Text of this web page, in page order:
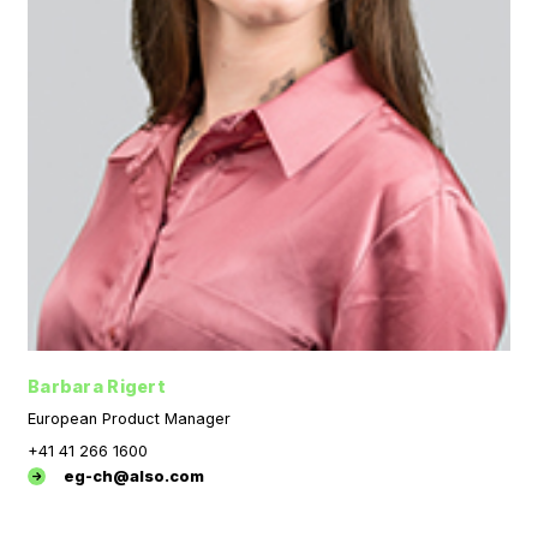
Barbara Rigert
European Product Manager
+41 41 266 1600
eg-ch@also.com